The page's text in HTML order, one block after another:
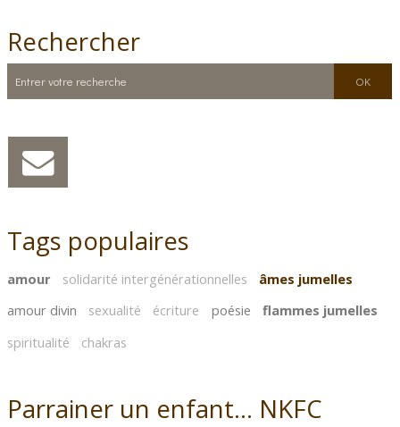
Rechercher
Tags populaires
amour solidarité intergénérationnelles
âmes jumelles
amour divin
sexualité écriture poésie
flammes jumelles
spiritualité
chakras
Parrainer un enfant... NKFC